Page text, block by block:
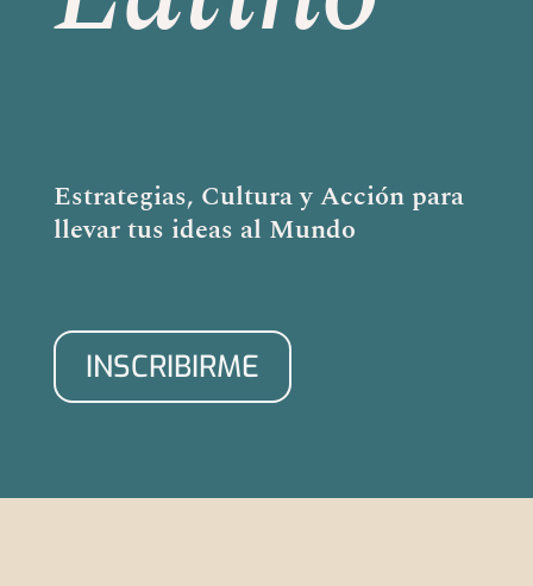
Estrategias, Cultura y Acción para
llevar tus ideas al Mundo
INSCRIBIRME